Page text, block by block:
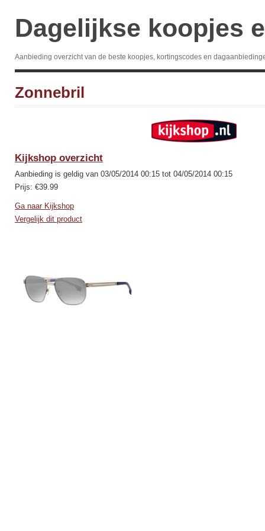
Dagelijkse koopjes
Aanbieding overzicht van de beste koopjes, kortingscodes en
Zonnebril
Kijkshop overzicht
Aanbieding is geldig van 03/05/2014 00:15 tot 04/05/2014 00:15
Prijs: €39.99
Ga naar Kijkshop
Vergelijk dit product